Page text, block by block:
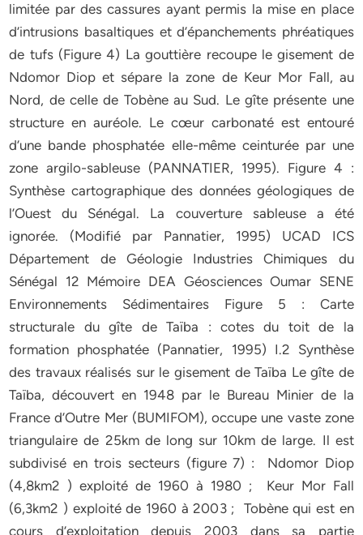
limitée par des cassures ayant permis la mise en place
d’intrusions basaltiques et d’épanchements phréatiques
de tufs (Figure 4) La gouttière recoupe le gisement de
Ndomor Diop et sépare la zone de Keur Mor Fall, au
Nord, de celle de Tobène au Sud. Le gîte présente une
structure en auréole. Le cœur carbonaté est entouré
d’une bande phosphatée elle-même ceinturée par une
zone argilo-sableuse (PANNATIER, 1995). Figure 4 :
Synthèse cartographique des données géologiques de
l’Ouest du Sénégal. La couverture sableuse a été
ignorée. (Modifié par Pannatier, 1995) UCAD ICS
Département de Géologie Industries Chimiques du
Sénégal 12 Mémoire DEA Géosciences Oumar SENE
Environnements Sédimentaires Figure 5 : Carte
structurale du gîte de Taïba : cotes du toit de la
formation phosphatée (Pannatier, 1995) I.2 Synthèse
des travaux réalisés sur le gisement de Taïba Le gîte de
Taïba, découvert en 1948 par le Bureau Minier de la
France d’Outre Mer (BUMIFOM), occupe une vaste zone
triangulaire de 25km de long sur 10km de large. Il est
subdivisé en trois secteurs (figure 7) : Ndomor Diop
(4,8km2 ) exploité de 1960 à 1980 ; Keur Mor Fall
(6,3km2 ) exploité de 1960 à 2003 ; Tobène qui est en
cours d’exploitation depuis 2003 dans sa partie